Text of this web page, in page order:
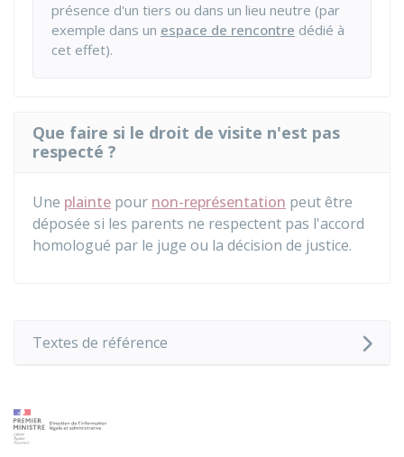
présence d'un tiers ou dans un lieu neutre (par
exemple dans un espace de rencontre dédié à
cet effet).
Que faire si le droit de visite n'est pas
respecté ?
Une plainte pour non-représentation peut être
déposée si les parents ne respectent pas l'accord
homologué par le juge ou la décision de justice.
Textes de référence